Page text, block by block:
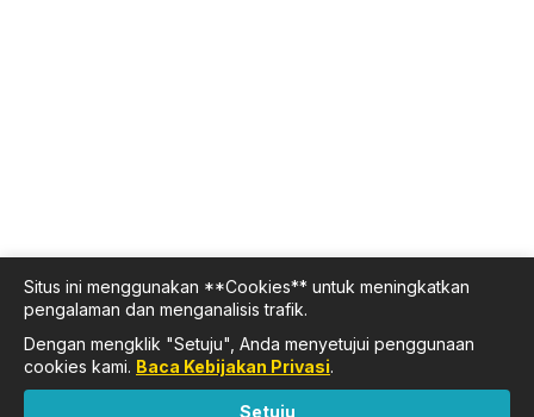
Situs ini menggunakan **Cookies** untuk meningkatkan
pengalaman dan menganalisis trafik.
Dengan mengklik "Setuju", Anda menyetujui penggunaan
cookies kami. Baca Kebijakan Privasi.
Setuju